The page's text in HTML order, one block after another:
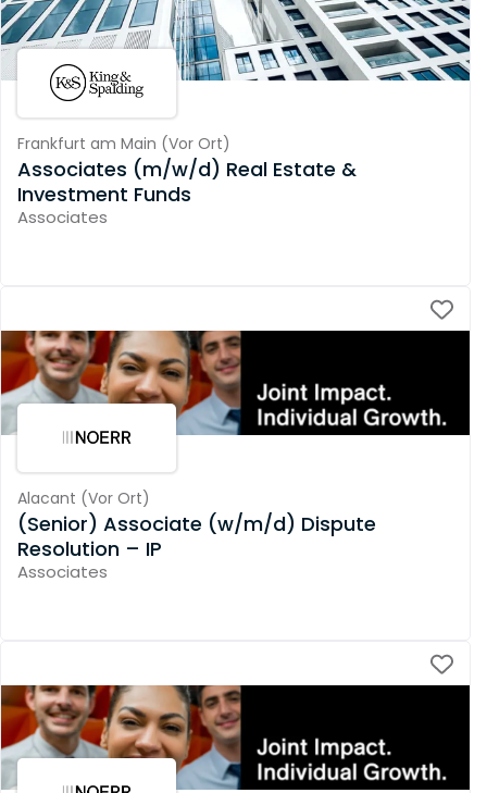
Frankfurt am Main (Vor Ort)
Associates (m/w/d) Real Estate &
Investment Funds
Associates
Alacant (Vor Ort)
(Senior) Associate (w/m/d) Dispute
Resolution – IP
Associates